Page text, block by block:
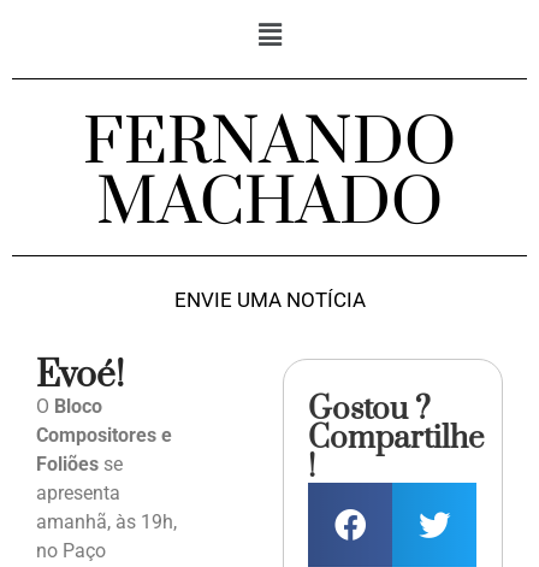
FERNANDO
MACHADO
ENVIE UMA NOTÍCIA
Evoé!
O Bloco
Compositores e
Foliões se
apresenta
amanhã, às 19h,
no Paço
Gostou ?
Compartilhe
!